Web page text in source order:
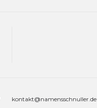
kontakt@namensschnuller.de